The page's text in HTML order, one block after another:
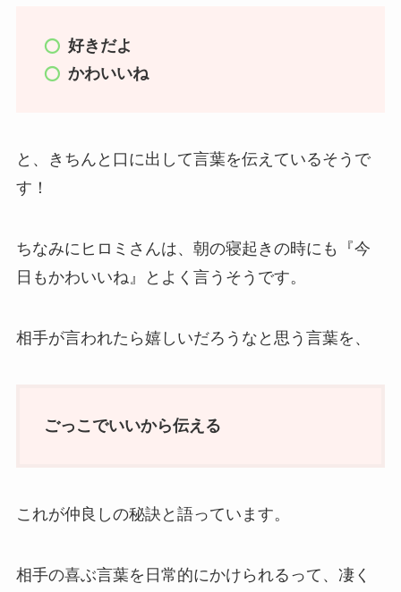
好きだよ
かわいいね
と、きちんと口に出して言葉を伝えているそうで
す！
ちなみにヒロミさんは、朝の寝起きの時にも『今
日もかわいいね』とよく言うそうです。
相手が言われたら嬉しいだろうなと思う言葉を、
ごっこでいいから伝える
これが仲良しの秘訣と語っています。
相手の喜ぶ言葉を日常的にかけられるって、凄く